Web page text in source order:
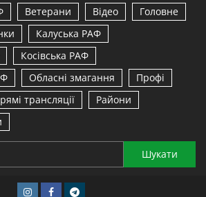
Ветерани Відео
Головне
Калуська РАФ
Косівська РАФ
Обласні змагання
Профі
трансляції
Райони